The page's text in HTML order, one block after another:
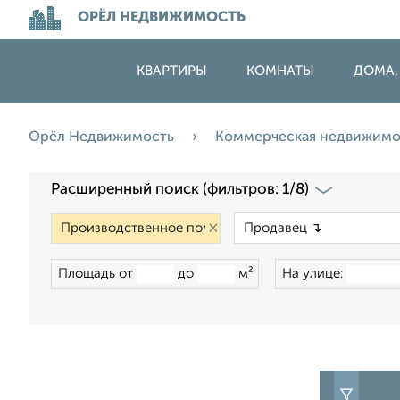
ОРЁЛ НЕДВИЖИМОСТЬ
КВАРТИРЫ КОМНАТЫ ДОМА,
Орёл Недвижимость Коммерческая
Расширенный поиск (фильтров: 1/8)
×
Площадь от до м² На улице: